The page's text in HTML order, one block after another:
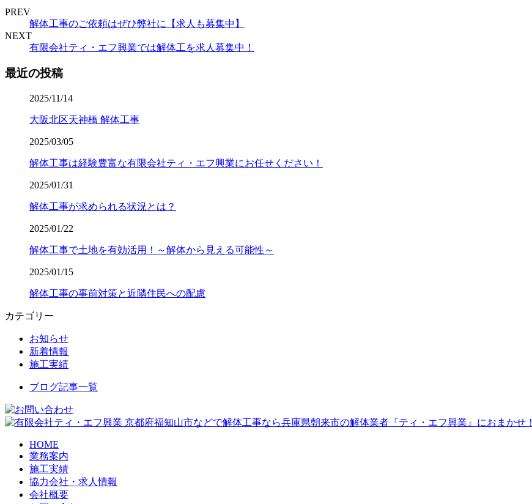
PREV
解体工事のご依頼はぜひ弊社に【求人も募集中】
NEXT
有限会社ティ・エフ興業では解体工を求人募集中！
最近の投稿
2025/11/14
大阪北区天神橋 解体工事
2025/03/05
解体工事は経験豊富な有限会社ティ・エフ興業にお任せください！
2025/01/31
解体工事が求められる状況とは？
2025/01/22
解体工事で土地を有効活用！～解体から見える可能性～
2025/01/15
解体工事の事前対策と近隣住民への配慮
カテゴリー
お知らせ
新着情報
施工実績
ブログ記事一覧
京都府福知山市などで解体工事なら兵庫県朝来市の解体業者『ティ・エフ興業』におまかせ！
HOME
業務案内
施工実績
協力会社・求人情報
会社概要